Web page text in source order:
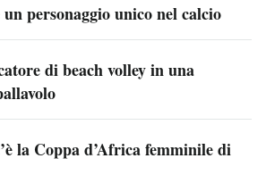
personaggio unico nel calcio
di beach volley in una
la Coppa d’Africa femminile di